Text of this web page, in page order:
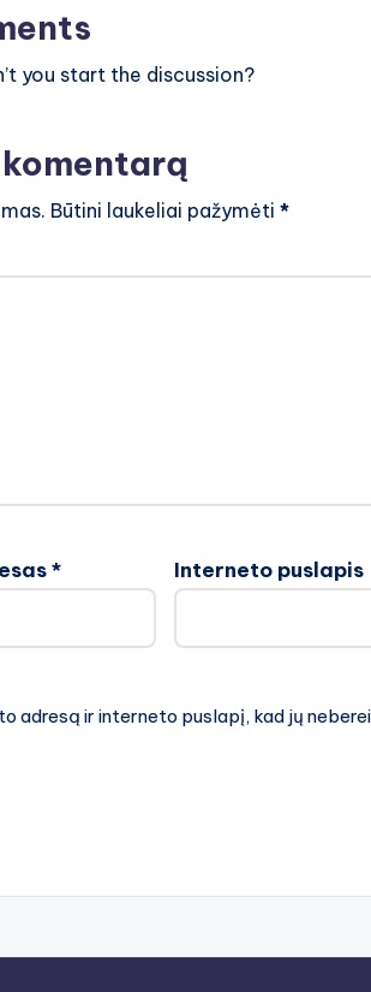
you start the discussion?
Būtini laukeliai pažymėti *
* Interneto puslapis
adresą ir interneto puslapį, kad jų